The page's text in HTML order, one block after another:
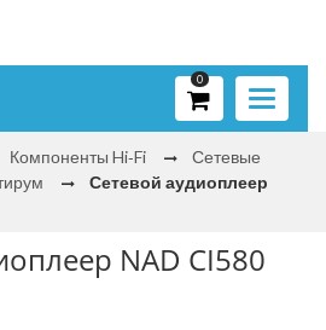
Toggle
0
Компоненты Hi‑Fi
Сетевые
Сетевой аудиоплеер
NAD CI580